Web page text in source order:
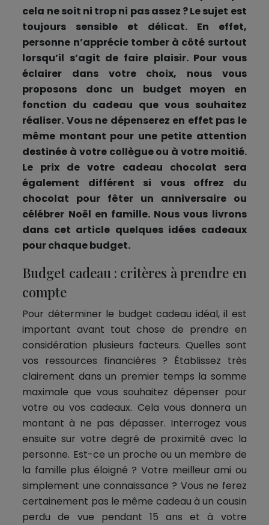
cela ne soit ni trop ni pas assez ? Le sujet est
toujours sensible et délicat. En effet,
personne n’apprécie tomber à côté surtout
lorsqu’il s’agit de faire plaisir. Pour vous
éclairer dans votre choix, nous vous
proposons donc un budget moyen en
fonction du cadeau que vous souhaitez
réaliser. Vous ne dépenserez en effet pas le
même montant pour une petite attention
destinée à votre collègue ou à votre moitié.
Le prix de votre cadeau chocolat sera
également différent si vous offrez du
chocolat pour fêter un anniversaire ou
célébrer Noël en famille. Nous vous livrons
dans cet article quelques idées cadeaux
pour chaque budget.
Budget cadeau : critères à prendre en
compte
Pour déterminer le budget cadeau idéal, il est
important avant tout chose de prendre en
considération plusieurs facteurs. Quelles sont
vos ressources financières ? Établissez très
clairement dans un premier temps la somme
maximale que vous souhaitez dépenser pour
votre ou vos cadeaux. Cela vous donnera un
montant à ne pas dépasser. Interrogez vous
ensuite sur votre degré de proximité avec la
personne. Est-ce un proche ou un membre de
la famille plus éloigné ? Votre meilleur ami ou
simplement une connaissance ? Vous ne ferez
certainement pas le même cadeau à un cousin
perdu de vue pendant 15 ans et à votre